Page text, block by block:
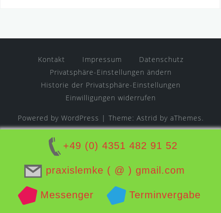
Kontakt Impressum
Datenschutz
Privatsphäre-Einstellungen ändern
Historie der Privatsphäre-Einstellungen
Einwilligungen widerrufen
Powered by WordPress | Theme: Astrid by aThemes.
+49 (0) 4351 482 91 52
praxislemke ( @ ) gmail.com
Messenger Terminvergabe